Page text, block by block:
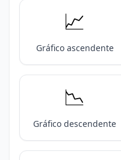
📈
Gráfico ascendente
📉
Gráfico descendente